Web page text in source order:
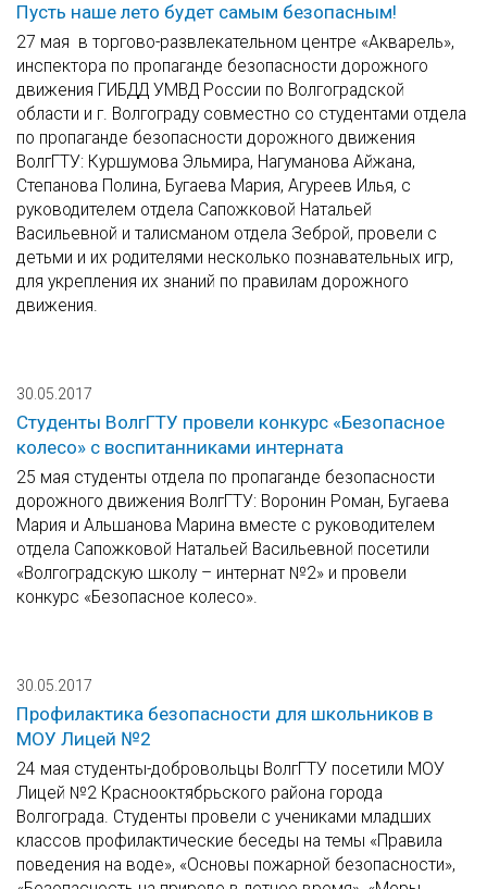
Пусть наше лето будет самым безопасным!
27 мая в торгово-развлекательном центре «Акварель»,
инспектора по пропаганде безопасности дорожного
движения ГИБДД УМВД России по Волгоградской
области и г. Волгограду совместно со студентами отдела
по пропаганде безопасности дорожного движения
ВолгГТУ: Куршумова Эльмира, Нагуманова Айжана,
Степанова Полина, Бугаева Мария, Агуреев Илья, с
руководителем отдела Сапожковой Натальей
Васильевной и талисманом отдела Зеброй, провели с
детьми и их родителями несколько познавательных игр,
для укрепления их знаний по правилам дорожного
движения.
30.05.2017
Студенты ВолгГТУ провели конкурс «Безопасное
колесо» с воспитанниками интерната
25 мая студенты отдела по пропаганде безопасности
дорожного движения ВолгГТУ: Воронин Роман, Бугаева
Мария и Альшанова Марина вместе с руководителем
отдела Сапожковой Натальей Васильевной посетили
«Волгоградскую школу – интернат №2» и провели
конкурс «Безопасное колесо».
30.05.2017
Профилактика безопасности для школьников в
МОУ Лицей №2
24 мая студенты-добровольцы ВолгГТУ посетили МОУ
Лицей №2 Краснооктябрьского района города
Волгограда. Студенты провели с учениками младших
классов профилактические беседы на темы «Правила
поведения на воде», «Основы пожарной безопасности»,